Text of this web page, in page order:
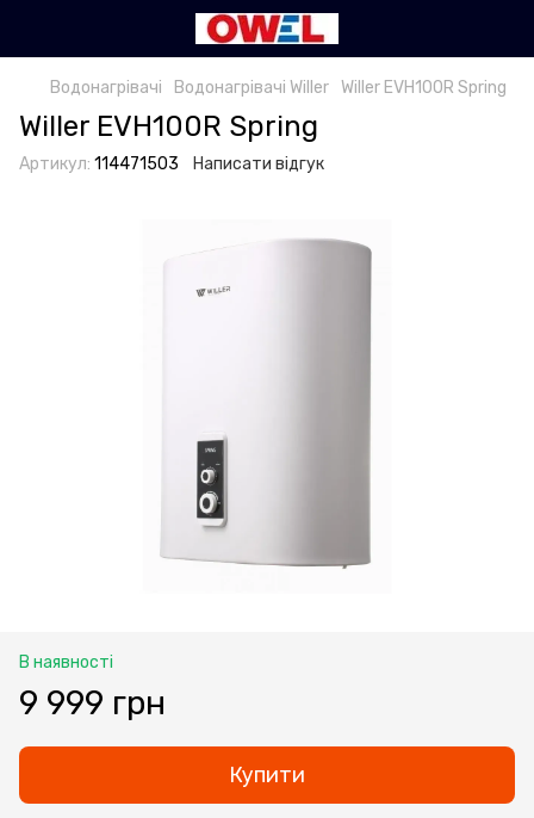
Водонагрівачі Водонагрівачі Willer Willer EVH100R Spring
Willer EVH100R Spring
Артикул: 114471503 Написати відгук
В наявності
9 999 грн
Купити